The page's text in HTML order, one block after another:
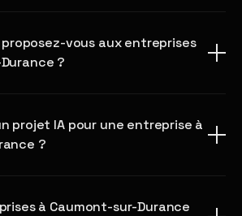
proposez-vous aux entreprises
?
projet IA pour une entreprise à
?
à Caumont-sur-Durance